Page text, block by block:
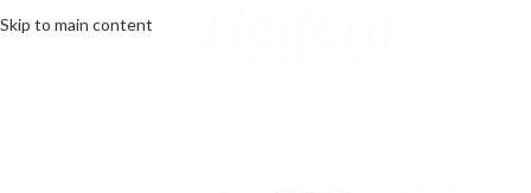
Skip to main content
MENU